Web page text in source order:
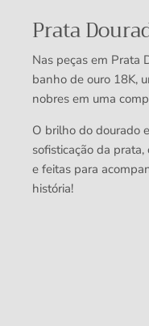
The rating of this
Prata
Nas peças em Prata
banho de ouro 18K,
nobres em uma
O brilho do dourado
sofisticação da
e feitas para
história!